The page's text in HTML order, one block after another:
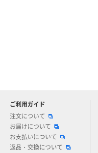
ご利用ガイド
注文について
お届けについて
お支払いについて
返品・交換について